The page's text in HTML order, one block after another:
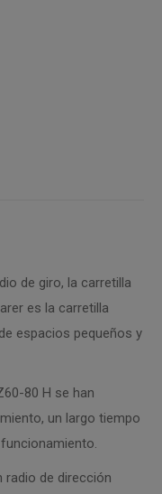
de giro, la carretilla
es la carretilla
espacios pequeños y
80 H se han
un largo tiempo
radio de dirección